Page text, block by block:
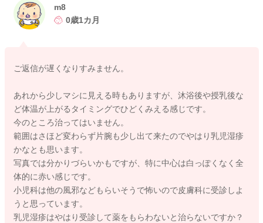
こちらでもはっきりとした発疹が見られている要因が分かりか
ねます。
くなっているのかなとも思いました。
がないようでしたら、受診をしてみていただけたらと思いま
す。
小児科で良いですよ。
皮膚科でも良いと思います。
受診をしやすいと思われるところで、ご相談いただけたらと思
います。
安心できるようになさってみてくださいね。
どうぞよろしくお願いします。
m8
0歳1カ月
ご返信が遅くなりすみません。
あれから少しマシに見える時もありますが、沐浴後や授乳後な
ど体温が上がるタイミングでひどくみえる感じです。
今のところ治ってはいません。
範囲はさほど変わらず片腕も少し出て来たのでやはり乳児湿疹
かなとも思います。
写真では分かりづらいかもですが、特に中心は白っぽくなく全
体的に赤い感じです。
小児科は他の風邪などもらいそうで怖いので皮膚科に受診しよ
うと思っています。
乳児湿疹はやはり受診して薬をもらわないと治らないですか？